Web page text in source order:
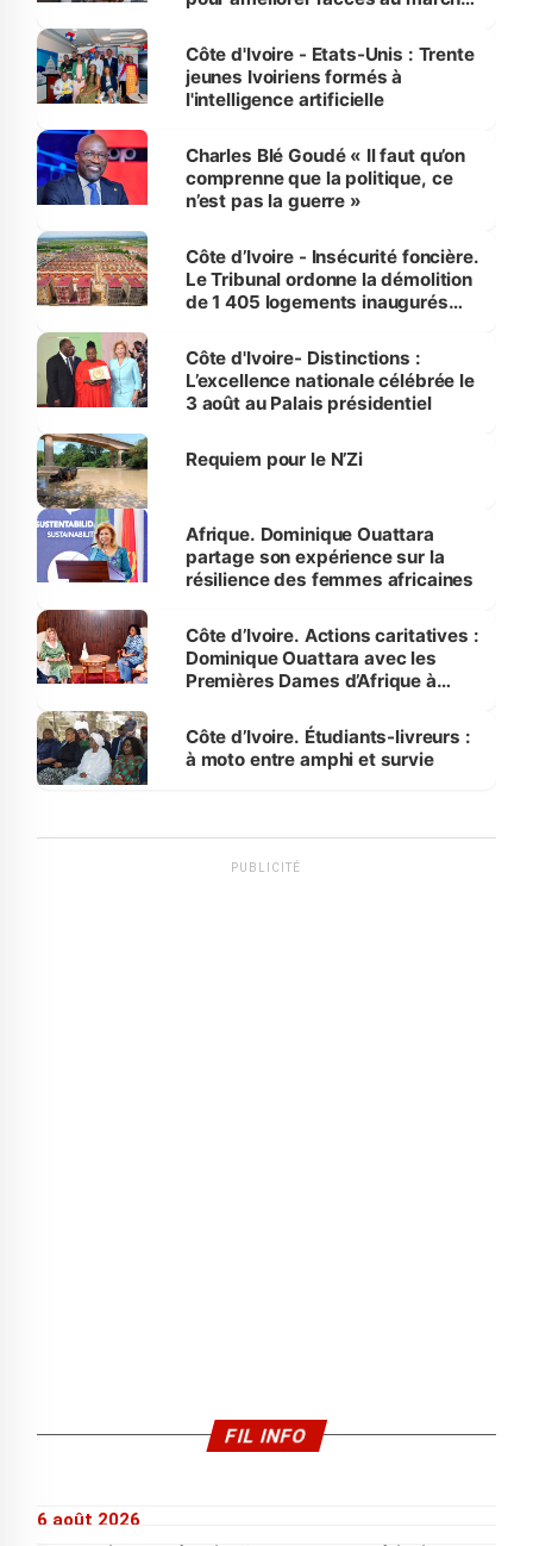
Côte d'Ivoire - Etats-Unis : Trente
jeunes Ivoiriens formés à
l'intelligence artificielle
Charles Blé Goudé « Il faut qu’on
comprenne que la politique, ce
n’est pas la guerre »
Côte d’Ivoire - Insécurité foncière.
Le Tribunal ordonne la démolition
de 1 405 logements inaugurés
Bassam
Côte d'Ivoire- Distinctions :
L’excellence nationale célébrée le
3 août au Palais présidentiel
Requiem pour le N’Zi
Afrique. Dominique Ouattara
partage son expérience sur la
résilience des femmes africaines
Côte d’Ivoire. Actions caritatives :
Dominique Ouattara avec les
Premières Dames d’Afrique à
Côte d’Ivoire. Étudiants-livreurs :
à moto entre amphi et survie
PUBLICITÉ
FIL INFO
6 août 2026